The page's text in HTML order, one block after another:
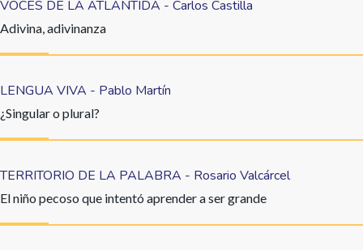
VOCES DE LA ATLÁNTIDA - Carlos Castilla
Adivina, adivinanza
LENGUA VIVA - Pablo Martín
¿Singular o plural?
TERRITORIO DE LA PALABRA - Rosario Valcárcel
El niño pecoso que intentó aprender a ser grande